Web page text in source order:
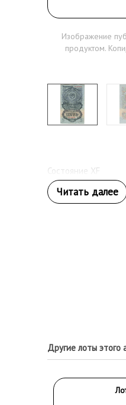
Изображение
продуктом.
Состояние XF
Другие лоты этого